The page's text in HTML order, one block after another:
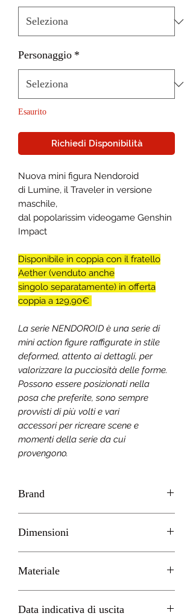
Personaggio *
Esaurito
Richiedi Disponibilità
Nuova mini figura Nendoroid
di Lumine, il Traveler in versione
maschile,
dal popolarissim videogame Genshin
Impact
Disponibile in coppia con il fratello
Aether (venduto anche
singolo separatamente) in offerta
coppia a 129,90€
La serie NENDOROID è una serie di
mini action figure raffigurate in stile
deformed, attento ai dettagli, per
valorizzare la pucciosità delle forme.
Possono essere posizionati nella
posa che preferite, sono sempre
provvisti di più volti e vari
accessori per ricreare scene e
momenti della serie da cui
provengono.
Brand
Dimensioni
Materiale
Data indicativa di uscita